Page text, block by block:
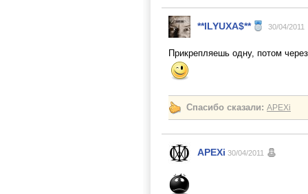
**ILYUXA$** 30/04/2011
Прикрепляешь одну, потом
Спасибо сказали: APEXi
APEXi 30/04/2011